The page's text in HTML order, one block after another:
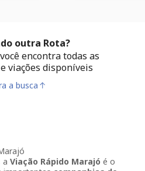
outra Rota?
encontra todas as
viações disponíveis
a busca
a Viação Rápido Marajó é o